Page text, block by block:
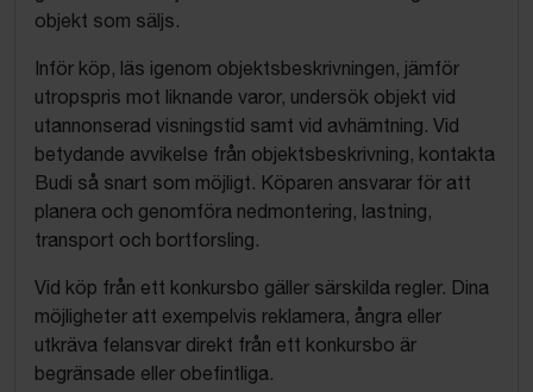
objekt som säljs.
Inför köp, läs igenom objektsbeskrivningen, jämför
utropspris mot liknande varor, undersök objekt vid
utannonserad visningstid samt vid avhämtning. Vid
betydande avvikelse från objektsbeskrivning, kontakta
Budi så snart som möjligt. Köparen ansvarar för att
planera och genomföra nedmontering, lastning,
transport och bortforsling.
Vid köp från ett konkursbo gäller särskilda regler. Dina
möjligheter att exempelvis reklamera, ångra eller
utkräva felansvar direkt från ett konkursbo är
begränsade eller obefintliga.